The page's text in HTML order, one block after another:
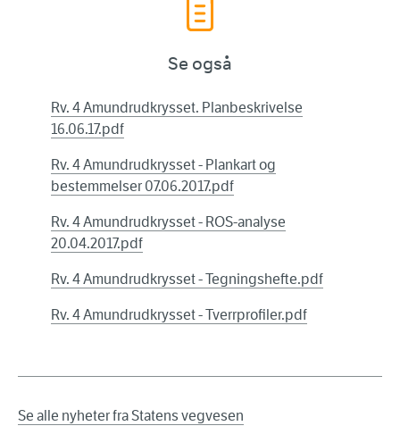
Se også
Rv. 4 Amundrudkrysset. Planbeskrivelse
16.06.17.pdf
Rv. 4 Amundrudkrysset - Plankart og
bestemmelser 07.06.2017.pdf
Rv. 4 Amundrudkrysset - ROS-analyse
20.04.2017.pdf
Rv. 4 Amundrudkrysset - Tegningshefte.pdf
Rv. 4 Amundrudkrysset - Tverrprofiler.pdf
Se alle nyheter fra Statens vegvesen